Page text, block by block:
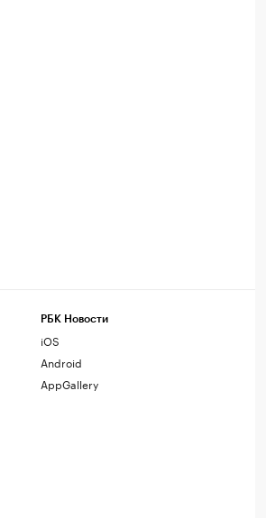
РБК Новости
iOS
Android
AppGallery